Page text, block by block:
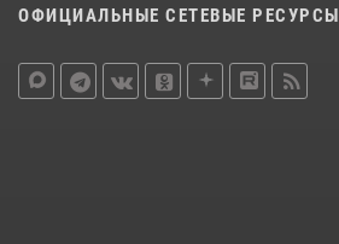
ОФИЦИАЛЬНЫЕ СЕТЕВЫЕ РЕСУРСЫ